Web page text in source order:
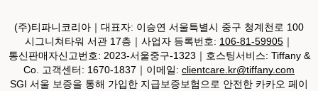
(주)티파니코리아｜대표자: 이승연 서울특별시 중구 청계천로 100
시그니쳐타워 서관 17층｜사업자 등록번호: 106-81-59905 ｜
통신판매자신고번호: 2023-서울중구-1323｜호스팅서비스: Tiffany &
Co. 고객센터: 1670-1837｜이메일: clientcare.kr@tiffany.com
SGI 서울 보증을 통해 가입한 지급보증보험으로 안전한 카카오 페이